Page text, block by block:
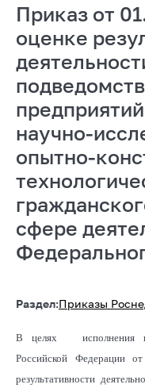
Приказ от
оценке
научно-
опытно-
сфере
Раздел:Приказы
В целях исполнения
Российской Федерации
результативности